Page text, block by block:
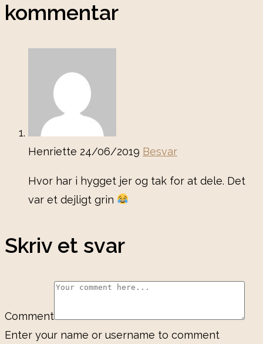
kommentar
Henriette 24/06/2019 Besvar
Hvor har i hygget jer og tak for at dele. Det
var et dejligt grin
Skriv et svar
Comment
Enter your name or username to comment